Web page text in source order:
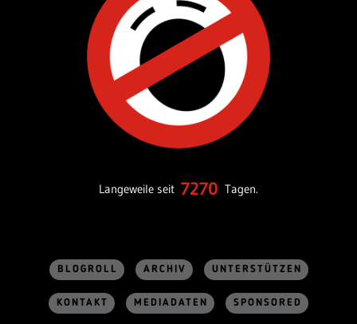
Langeweile seit 7270 Tagen.
BLOGROLL ARCHIV UNTERSTÜTZEN
KONTAKT MEDIADATEN SPONSORED